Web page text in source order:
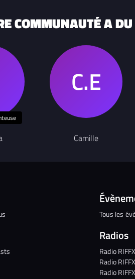
COMMUNAUTÉ A
Camille
Tous les
Radios
Radio
Radio
Radio